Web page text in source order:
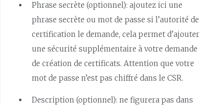
Phrase secrète (optionnel): ajoutez ici une
phrase secrète ou mot de passe si l’autorité de
certification le demande, cela permet d’ajouter
une sécurité supplémentaire à votre demande
de création de certificats. Attention que votre
mot de passe n’est pas chiffré dans le CSR.
Description (optionnel): ne figurera pas dans